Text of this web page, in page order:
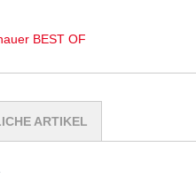
BEST OF
ARTIKEL